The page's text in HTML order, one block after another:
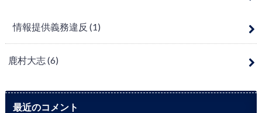
情報提供義務違反 (1)
鹿村大志(6)
最近のコメント